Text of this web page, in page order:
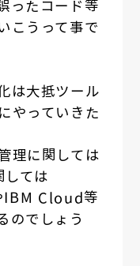
ったコード等
こうって事で
は大抵ツール
やっていきた
理に関しては
ては
IBM Cloud等
のでしょう